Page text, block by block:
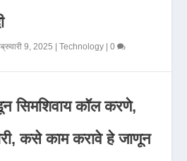
9, 2025 |Technology |0
सिमशिवाय कॉल करणे,
कसे काम करावे हे जाणून